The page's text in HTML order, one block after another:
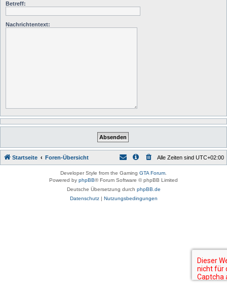
Betreff:
Nachrichtentext:
Startseite Foren-Übersicht Alle Zeiten sind UTC+02:00
Developer Style from the Gaming GTA Forum
Powered by phpBB® Forum Software © phpBB Limited
Deutsche Übersetzung durch phpBB.de
Datenschutz| Nutzungsbedingungen